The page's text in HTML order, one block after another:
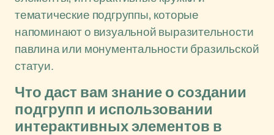
тематические подгруппы, которые
напоминают о визуальной выразительности
павлина или монументальности бразильской
статуи.
Что даст вам знание о создании
подгрупп и использовании
интерактивных элементов в